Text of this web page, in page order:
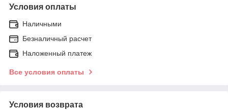
Условия оплаты
Наличными
Безналичный расчет
Наложенный платеж
Все условия оплаты
Условия возврата